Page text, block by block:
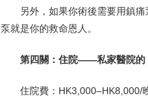
另外，如果你術後需要用鎮
泵就是你的救命恩人。
第四關：住院——私家醫院的
住院費：HK3,000–HK8,000/